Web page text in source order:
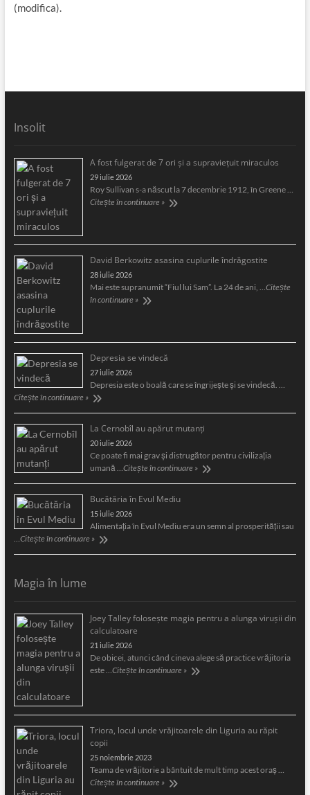
(modifica).
Insolit
A fost fulgerat de 7 ori şi a supravieţuit miraculos
29 iulie 2026
Roy Sullivan s-a născut la 7 decembrie 1912, în Greene …
Citește în continuare »
David Berkowitz asasina cuplurile îndrăgostite
28 iulie 2026
Mai este supranumit “Fiul lui Sam”. La 24 de ani, …Citește
în continuare »
Depresia se vindecă
27 iulie 2026
Depresia este o boală care se îngrijeşte şi se vindecă. …
Citește în continuare »
La Cernobîl au apărut mutanți
20 iulie 2026
Ce poate fi mai grav și distrugător pentru civilizația
umană …Citește în continuare »
Bucătăria în Evul Mediu
15 iulie 2026
Alimentaţia în Evul Mediu era un semn al prosperităţii sau
…Citește în continuare »
Magia în lume
Joey Talley foloseşte magia pentru a alunga viruşii din
calculatoare
21 iulie 2026
De obicei, atunci când cineva alege să practice vrăjitoria
este …Citește în continuare »
Triora, locul unde vrăjitoarele din Liguria au răpit
copii
25 noiembrie 2023
Teama de vrăjitorie a bântuit de mult timp acest oraş …
Citește în continuare »